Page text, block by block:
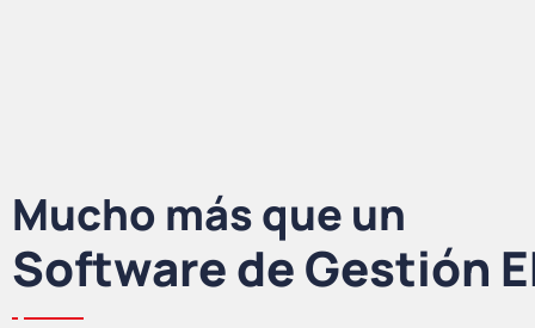
Mucho más que un
Software de Gestión